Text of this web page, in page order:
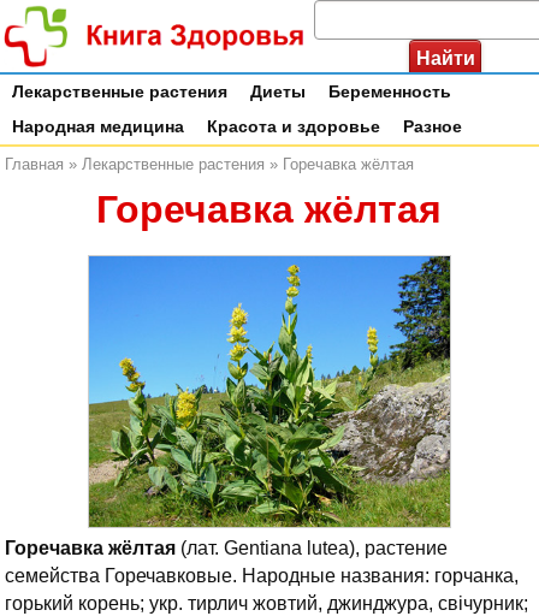
Лекарственные растения Диеты
Беременность
Народная медицина
Красота и здоровье Разное
Главная » Лекарственные растения » Горечавка жёлтая
Горечавка жёлтая
Горечавка жёлтая (лат. Gentiana lutea), растение
семейства Горечавковые. Народные названия: горчанка,
горький корень; укр. тирлич жовтий, джинджура, свічурник;